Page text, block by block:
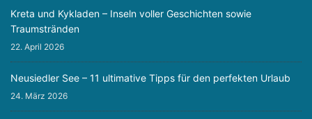
Kreta und Kykladen – Inseln voller Geschichten sowie
Traumstränden
22. April 2026
Neusiedler See – 11 ultimative Tipps für den perfekten Urlaub
24. März 2026